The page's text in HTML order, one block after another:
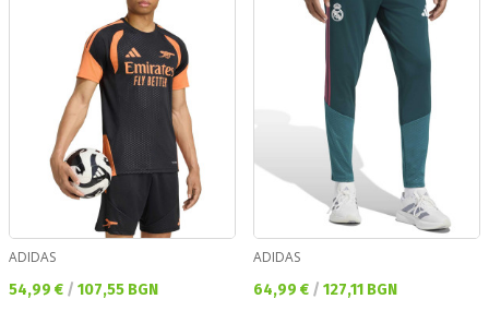
ADIDAS
Текуща цена:
54,99 € / 107,55 BGN
ADIDAS
Текуща цена:
64,99 € / 127,11 BGN